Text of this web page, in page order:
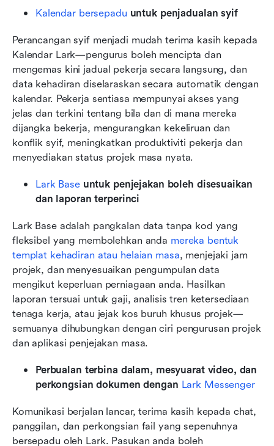
Kalendar bersepadu untuk penjadualan syif
Perancangan syif menjadi mudah terima kasih kepada
Kalendar Lark—pengurus boleh mencipta dan
mengemas kini jadual pekerja secara langsung, dan
data kehadiran diselaraskan secara automatik dengan
kalendar. Pekerja sentiasa mempunyai akses yang
jelas dan terkini tentang bila dan di mana mereka
dijangka bekerja, mengurangkan kekeliruan dan
konflik syif, meningkatkan produktiviti pekerja dan
menyediakan status projek masa nyata.
Lark Base untuk penjejakan boleh disesuaikan
dan laporan terperinci
Lark Base adalah pangkalan data tanpa kod yang
fleksibel yang membolehkan anda mereka bentuk
templat kehadiran atau helaian masa, menjejaki jam
projek, dan menyesuaikan pengumpulan data
mengikut keperluan perniagaan anda. Hasilkan
laporan tersuai untuk gaji, analisis tren ketersediaan
tenaga kerja, atau jejak kos buruh khusus projek—
semuanya dihubungkan dengan ciri pengurusan projek
dan aplikasi penjejakan masa.
Perbualan terbina dalam, mesyuarat video, dan
perkongsian dokumen dengan Lark Messenger
Komunikasi berjalan lancar, terima kasih kepada chat,
panggilan, dan perkongsian fail yang sepenuhnya
bersepadu oleh Lark. Pasukan anda boleh